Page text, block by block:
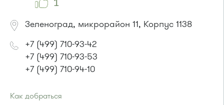
1
Зеленоград, микрорайон 11, Корпус 1138
+7 (499) 710-93-42
+7 (499) 710-93-53
+7 (499) 710-94-10
Как добраться